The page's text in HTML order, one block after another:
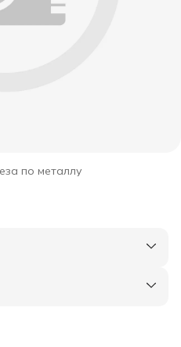
по металлу